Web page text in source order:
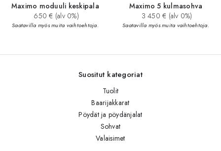
Maximo moduuli keskipala
650 € (alv 0%)
Saatavilla myös muita vaihtoehtoja.
Maximo 5 kulmasohva
3 450 € (alv 0%)
Saatavilla myös muita vaihtoehtoja.
Suositut kategoriat
Tuolit
Baarijakkarat
Pöydät ja pöydänjalat
Sohvat
Valaisimet